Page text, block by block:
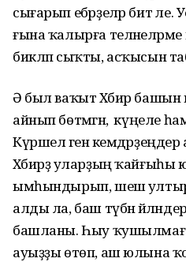
сығарып ебәрҙеләр бит
ғына ҡалырға
бикләп сыҡты, асҡысын
Ә был ваҡыт Хәбир башын
айнып бөтмәгән, ә күңеле
Күршелә генә
Хәбирҙә уларҙың ҡайғыһы
ымһындырып, шешә
алды ла, баш түбән
башланы. Һыу ҡушылмаған
ауыҙҙы өтөп, аш юлына